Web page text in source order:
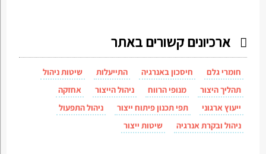
ארכיונים קשורים באתר
חומרי גלם חיסכון באנרגיה התייעלות
שיטות ניהול
תהליך היצור
מנופי הרווח ניהול הייצור
אחזקה
ייעוץ ארגוני
תפי תכנון פיתוח ייצור
ניהול התפעול
ניהול ובקרת אנרגיה
שיטות ייצור